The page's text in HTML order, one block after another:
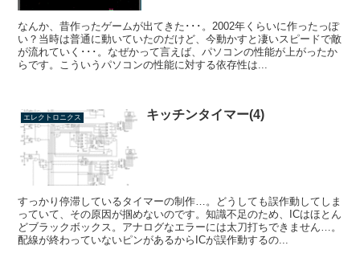
なんか、昔作ったゲームが出てきた･･･。2002年くらいに作ったっぽ
い？当時は普通に動いていたのだけど、今動かすと凄いスピードで敵
が流れていく･･･。なぜかって言えば、パソコンの性能が上がったか
らです。こういうパソコンの性能に対する依存性は...
エレクトロニクス キッチンタイマー(4)
すっかり停滞しているタイマーの制作…。どうしても誤作動してしま
っていて、その原因が掴めないのです。知識不足のため、ICはほとん
どブラックボックス。アナログなエラーには太刀打ちできません…。
配線が終わっていないピンがあるからICが誤作動するの...